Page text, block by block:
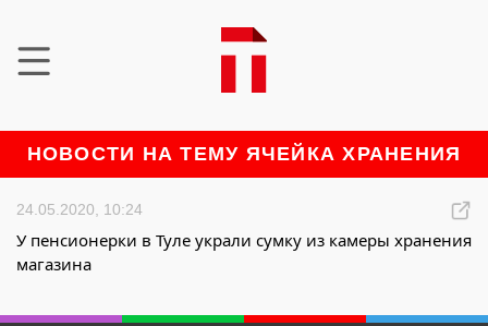
НОВОСТИ НА ТЕМУ ЯЧЕЙКА ХРАНЕНИЯ
24.05.2020, 10:24
У пенсионерки в Туле украли сумку из камеры хранения
магазина